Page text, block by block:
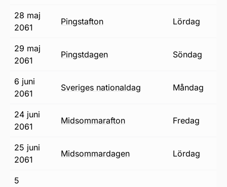
28 maj
2061
pingstafton lördag
29 maj
2061
pingstdagen söndag
6 juni
2061
Sveriges nationaldag måndag
24 juni
2061
midsommarafton fredag
25 juni
2061
midsommardagen lördag
5